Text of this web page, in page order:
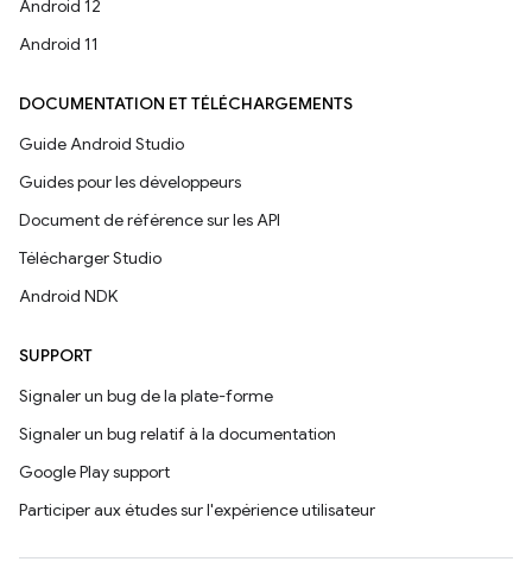
Android 12
Android 11
DOCUMENTATION ET TÉLÉCHARGEMENTS
Guide Android Studio
Guides pour les développeurs
Document de référence sur les API
Télécharger Studio
Android NDK
SUPPORT
Signaler un bug de la plate-forme
Signaler un bug relatif à la documentation
Google Play support
Participer aux études sur l'expérience utilisateur